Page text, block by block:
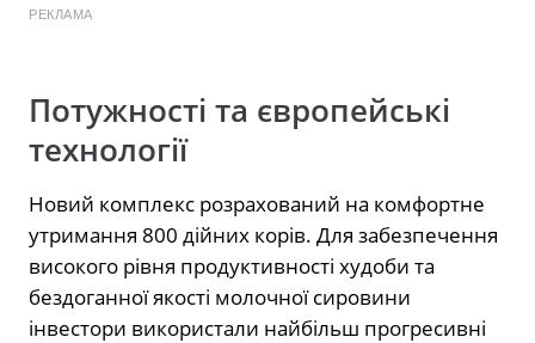
РЕКЛАМА
Потужності та європейські
технології
Новий комплекс розрахований на комфортне
утримання 800 дійних корів. Для забезпечення
високого рівня продуктивності худоби та
бездоганної якості молочної сировини
інвестори використали найбільш прогресивні